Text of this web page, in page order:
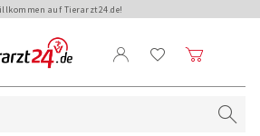
auf Tierarzt24.de!